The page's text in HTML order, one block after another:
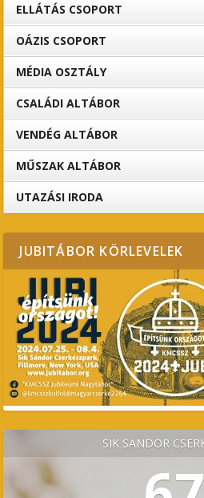
ELLÁTÁS CSOPORT
OÁZIS CSOPORT
MÉDIA OSZTÁLY
CSALÁDI ALTÁBOR
VENDÉG ALTÁBOR
MŰSZAK ALTÁBOR
UTAZÁSI IRODA
JUBITÁBOR KÖRLEVELEK
SÍK SÁNDOR